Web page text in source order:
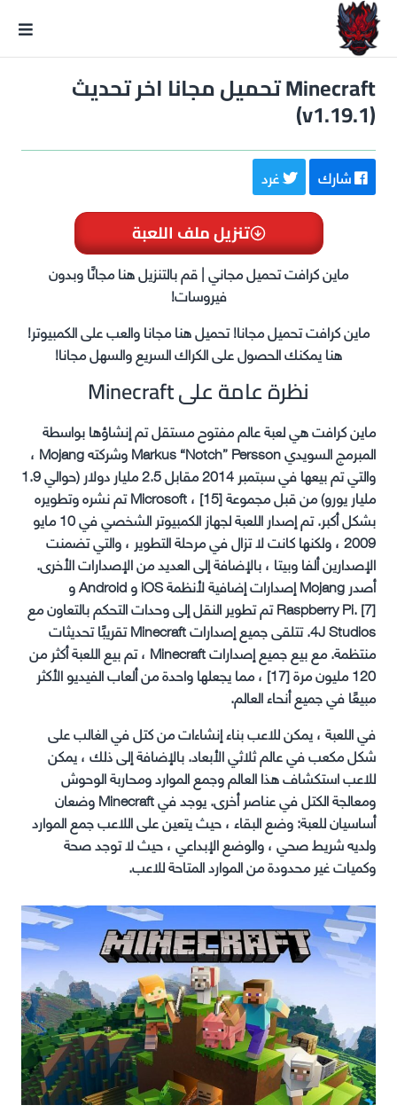
Minecraft تحميل مجانا اخر تحديث
(v1.19.1)
شارك غرد
تنزيل ملف اللعبة
ماين كرافت تحميل مجاني | قم بالتنزيل هنا مجانًا وبدون
فيروسات!
ماين كرافت تحميل مجانا! تحميل هنا مجانا والعب على الكمبيوتر!
هنا يمكنك الحصول على الكراك السريع والسهل مجانا!
نظرة عامة على Minecraft
ماين كرافت هي لعبة عالم مفتوح مستقل تم إنشاؤها بواسطة
المبرمج السويدي Markus “Notch” Persson وشركته Mojang ،
والتي تم بيعها في سبتمبر 2014 مقابل 2.5 مليار دولار (حوالي 1.9
مليار يورو) من قبل مجموعة Microsoft ، [15] تم نشره وتطويره
بشكل أكبر. تم إصدار اللعبة لجهاز الكمبيوتر الشخصي في 10 مايو
2009 ، ولكنها كانت لا تزال في مرحلة التطوير ، والتي تضمنت
الإصدارين ألفا وبيتا ، بالإضافة إلى العديد من الإصدارات الأخرى.
أصدر Mojang إصدارات إضافية لأنظمة iOS و Android و
Raspberry Pi. [7] تم تطوير النقل إلى وحدات التحكم بالتعاون مع
4J Studios. تتلقى جميع إصدارات Minecraft تقريبًا تحديثات
منتظمة. مع بيع جميع إصدارات Minecraft ، تم بيع اللعبة أكثر من
120 مليون مرة [17] ، مما يجعلها واحدة من ألعاب الفيديو الأكثر
مبيعًا في جميع أنحاء العالم.
في اللعبة ، يمكن للاعب بناء إنشاءات من كتل في الغالب على
شكل مكعب في عالم ثلاثي الأبعاد. بالإضافة إلى ذلك ، يمكن
للاعب استكشاف هذا العالم وجمع الموارد ومحاربة الوحوش
ومعالجة الكتل في عناصر أخرى. يوجد في Minecraft وضعان
أساسيان للعبة: وضع البقاء ، حيث يتعين على اللاعب جمع الموارد
ولديه شريط صحي ، والوضع الإبداعي ، حيث لا توجد صحة
وكميات غير محدودة من الموارد المتاحة للاعب.